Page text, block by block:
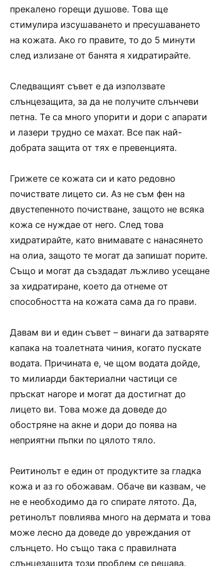
прекалено горещи душове. Това ще
стимулира изсушаването и пресушаването
на кожата. Ако го правите, то до 5 минути
след излизане от банята я хидратирайте.
Следващият съвет е да използвате
слънцезащита, за да не получите слънчеви
петна. Те са много упорити и дори с апарати
и лазери трудно се махат. Все пак най-
добрата защита от тях е превенцията.
Грижете се кожата си и като редовно
почиствате лицето си. Аз не съм фен на
двустепенното почистване, защото не всяка
кожа се нуждае от него. След това
хидратирайте, като внимавате с нанасянето
на олиа, защото те могат да запишат порите.
Също и могат да създадат лъжливо усещане
за хидратиране, което да отнеме от
способността на кожата сама да го прави.
Давам ви и един съвет – винаги да затваряте
капака на тоалетната чиния, когато пускате
водата. Причината е, че щом водата дойде,
то милиарди бактериални частици се
пръскат нагоре и могат да достигнат до
лицето ви. Това може да доведе до
обостряне на акне и дори до поява на
неприятни пъпки по цялото тяло.
Реитинолът е един от продуктите за гладка
кожа и аз го обожавам. Обаче ви казвам, че
не е необходимо да го спирате лятото. Да,
ретинолът повлиява много на дермата и това
може лесно да доведе до увреждания от
слънцето. Но също така с правилната
слънцезащита този проблем се решава.